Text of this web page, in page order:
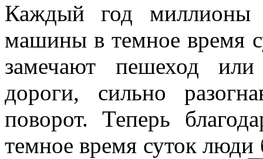
Каждый год миллионы
машины в темное время
замечают пешеход или
дороги, сильно
поворот. Теперь
темное время суток люди